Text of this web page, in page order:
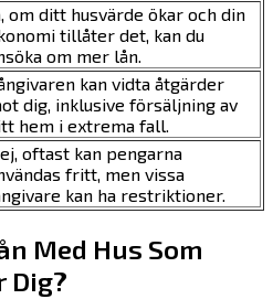
om ditt husvärde ökar och din
tillåter det, kan du
om mer lån.
kan vidta åtgärder
dig, inklusive försäljning av
hem i extrema fall.
oftast kan pengarna
fritt, men vissa
kan ha restriktioner.
Med Hus Som
Dig?